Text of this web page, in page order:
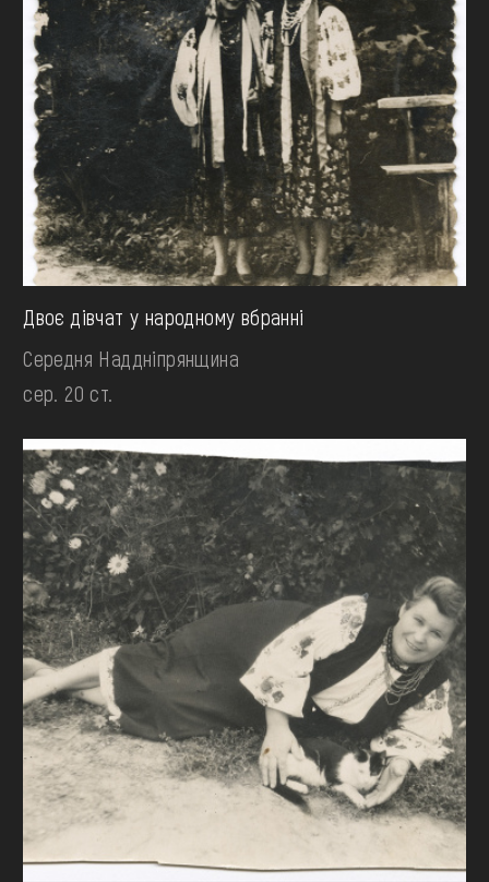
Двоє дівчат у народному вбранні
Середня Наддніпрянщина
сер. 20 ст.